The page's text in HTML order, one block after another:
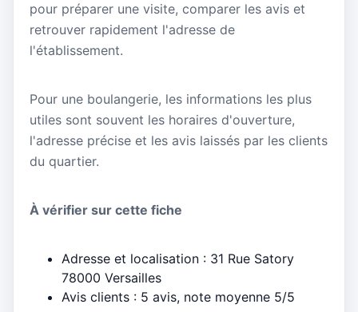
pour préparer une visite, comparer les avis et
retrouver rapidement l'adresse de
l'établissement.
Pour une boulangerie, les informations les plus
utiles sont souvent les horaires d'ouverture,
l'adresse précise et les avis laissés par les clients
du quartier.
À vérifier sur cette fiche
Adresse et localisation : 31 Rue Satory
78000 Versailles
Avis clients : 5 avis, note moyenne 5/5